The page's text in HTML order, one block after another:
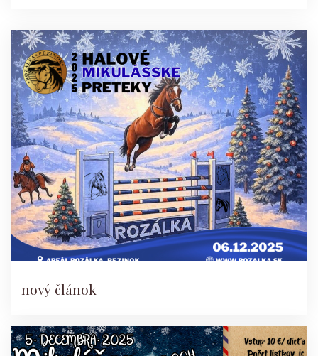
nový článok